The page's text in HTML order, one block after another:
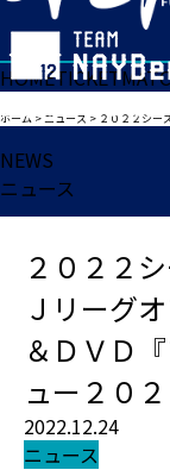
HOMETICKET
ホーム >ニュース > ２０２２シーズンを振
NEWS
ニュース
２０２２
Ｊリーグ
＆ＤＶＤ
ュー２０
2022.12.24
ニュース